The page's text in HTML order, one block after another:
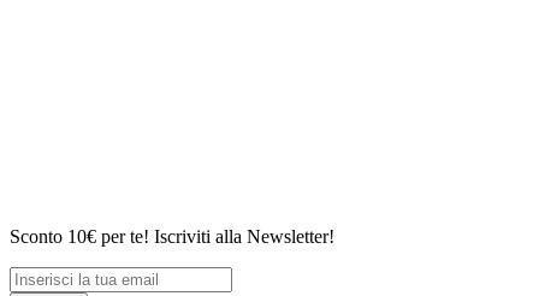
Sconto 10€ per te! Iscriviti alla Newsletter!